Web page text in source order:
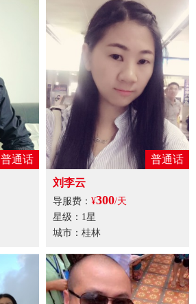
普通话
普通话
刘李云
导服费： ¥300/天
星级：1星
城市：桂林